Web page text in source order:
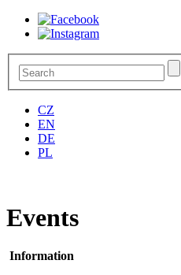
CZ
EN
DE
PL
Events
Information